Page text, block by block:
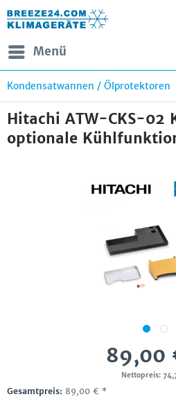
Menü
Kondensatwannen / Ölprotektoren
Hitachi ATW-CKS-02
optionale
89,00
Nettopreis:
Gesamtpreis: 89,00 € *